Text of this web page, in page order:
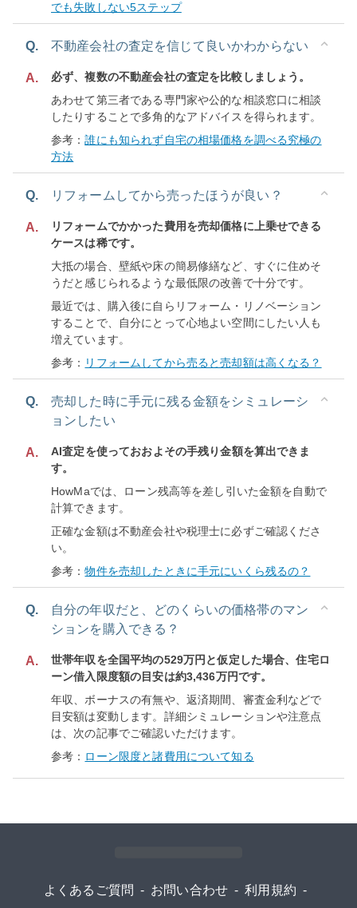
でも失敗しない5ステップ
Q. 不動産会社の査定を信じて良いかわからない
A.
必ず、複数の不動産会社の査定を比較しましょう。
あわせて第三者である専門家や公的な相談窓口に相談
したりすることで多角的なアドバイスを得られます。
参考：誰にも知られず自宅の相場価格を調べる究極の
方法
Q. リフォームしてから売ったほうが良い？
A.
リフォームでかかった費用を売却価格に上乗せできる
ケースは稀です。
大抵の場合、壁紙や床の簡易修繕など、すぐに住めそ
うだと感じられるような最低限の改善で十分です。
最近では、購入後に自らリフォーム・リノベーション
することで、自分にとって心地よい空間にしたい人も
増えています。
参考： リフォームしてから売ると売却額は高くなる？
Q.
売却した時に手元に残る金額をシミュレーシ
ョンしたい
A.
AI査定を使っておおよその手残り金額を算出できま
す。
HowMaでは、ローン残高等を差し引いた金額を自動で
計算できます。
正確な金額は不動産会社や税理士に必ずご確認くださ
い。
参考：物件を売却したときに手元にいくら残るの？
Q.
自分の年収だと、どのくらいの価格帯のマン
ションを購入できる？
A.
世帯年収を全国平均の529万円と仮定した場合、住宅ロ
ーン借入限度額の目安は約3,436万円です。
年収、ボーナスの有無や、返済期間、審査金利などで
目安額は変動します。詳細シミュレーションや注意点
は、次の記事でご確認いただけます。
参考： ローン限度と諸費用について知る
よくあるご質問 - お問い合わせ - 利用規約 -